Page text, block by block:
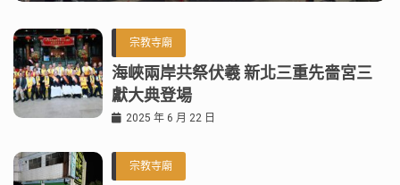
宗教寺廟
海峽兩岸共祭伏羲 新北三重先嗇宮三
獻大典登場
2025 年 6 月 22 日
宗教寺廟